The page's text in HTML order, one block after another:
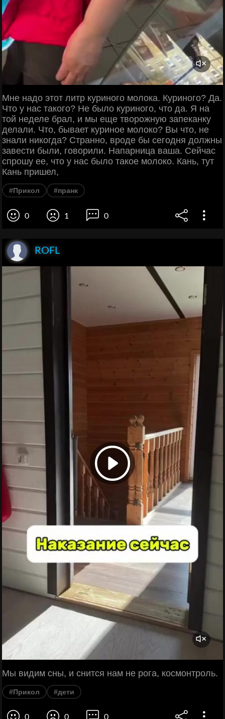
Мне надо этот литр куриного молока. Куриного? Да.
Что у нас такого? Не было куриного, что да. Я на
той неделе брал, и мы еще творожную запеканку
делали. Что, бывает куриное молоко? Вы что, не
знали никогда? Странно, вроде бы сегодня должны
завести были, говорили. Напарница ваша. Сейчас
спрошу ее, что у нас было такое молоко. Кань, тут
Кань пришел,
#Прикол #пранк
0 1 0
ROFL
Мы видим сны, и снится нам не рога, космонтроль.
#Прикол #дети
0 0 0